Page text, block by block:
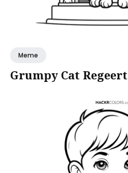
Meme
Grumpy Cat Regeert